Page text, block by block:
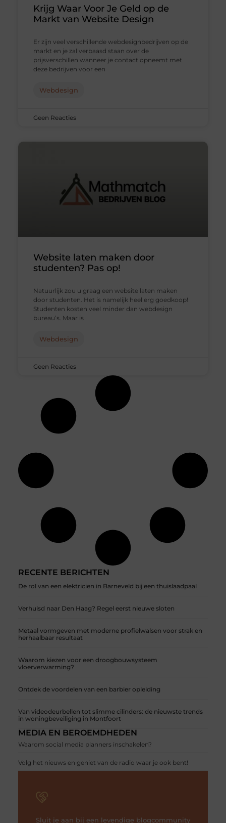
RECENTE BERICHTEN
De rol van een elektricien in Barneveld bij een thuislaadpaal
Verhuisd naar Den Haag? Regel eerst nieuwe sloten
Metaal vormgeven met moderne profielwalsen voor strak en
herhaalbaar resultaat
Waarom kiezen voor een droogbouwsysteem
vloerverwarming?
Ontdek de voordelen van een barbier opleiding
Van videodeurbellen tot slimme cilinders: de nieuwste trends
in woningbeveiliging in Montfoort
MEDIA EN BEROEMDHEDEN
Waarom social media planners inschakelen?
Volg het nieuws en geniet van de radio waar je ook bent!
Sluit je aan bij een levendige blogcommunity
Krijg Waar Voor Je Geld op de
Markt van Website Design
Er zijn veel verschillende webdesignbedrijven op de
markt en je zal verbaasd staan over de
prijsverschillen wanneer je contact opneemt met
deze bedrijven voor een
Webdesign
Geen Reacties
Website laten maken door
studenten? Pas op!
Natuurlijk zou u graag een website laten maken
door studenten. Het is namelijk heel erg goedkoop!
Studenten kosten veel minder dan webdesign
bureau’s. Maar is
Webdesign
Geen Reacties